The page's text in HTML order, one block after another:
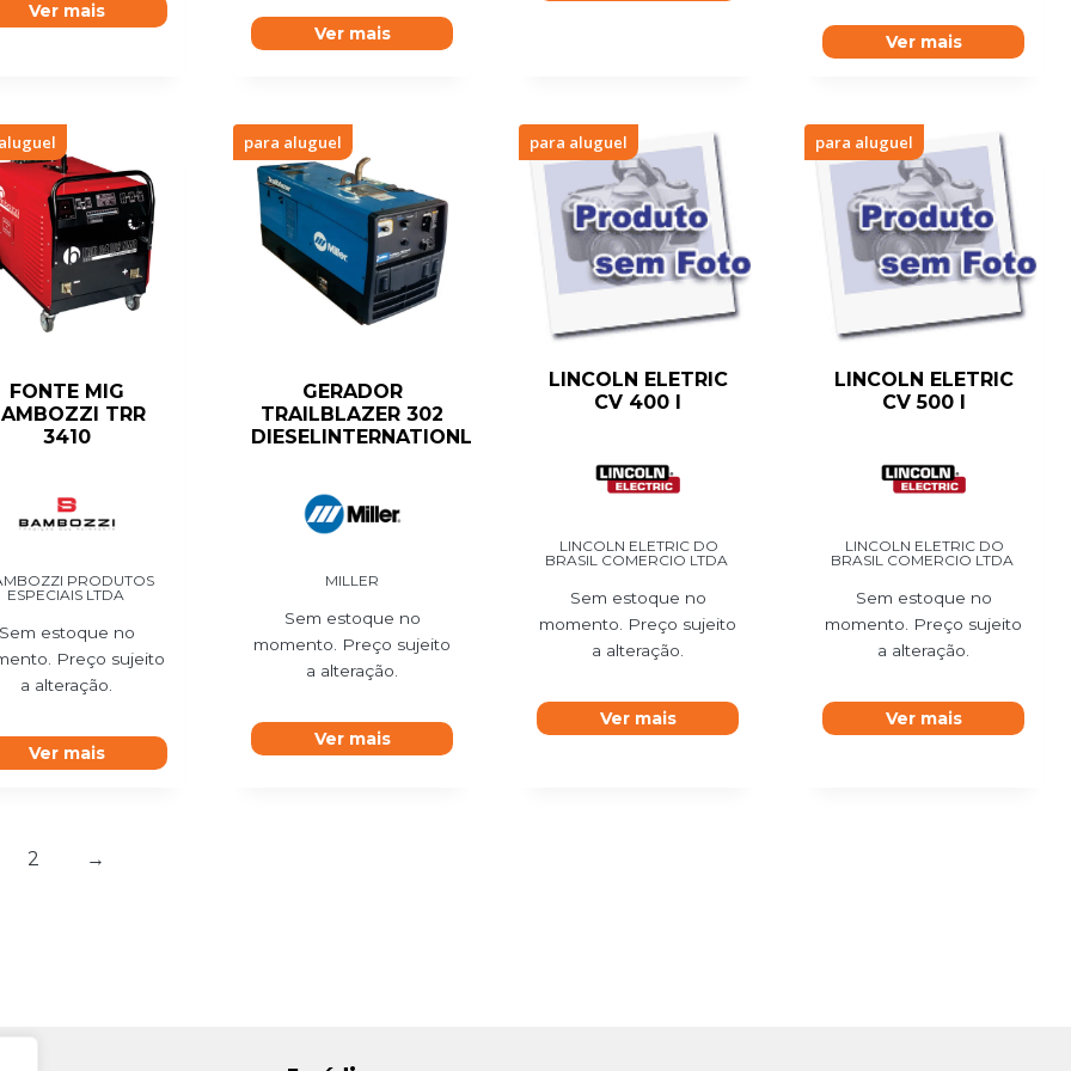
Ver mais
Ver mais
Ver mais
FONTE MIG
TRR
3410
PRODUTOS
ESPECIAIS LTDA
estoque no
Preço sujeito
a alteração.
Ver mais
para aluguel
GERADOR
TRAILBLAZER 302
DIESELINTERNATIONL4
MILLER
Sem estoque no
momento. Preço sujeito
a alteração.
Ver mais
para aluguel
LINCOLN ELETRIC
CV 400 I
LINCOLN ELETRIC DO
BRASIL COMERCIO LTDA
Sem estoque no
momento. Preço sujeito
a alteração.
Ver mais
para aluguel
LINCOLN ELETRIC
CV 500 I
LINCOLN ELETRIC DO
BRASIL COMERCIO LTDA
Sem estoque no
momento. Preço sujeito
a alteração.
Ver mais
2 →